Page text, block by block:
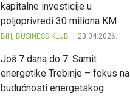
kapitalne investicije u
poljoprivredi 30 miliona KM
BiH, BUSINESS KLUB 23.04.2026.
Još 7 dana do 7. Samit
energetike Trebinje – fokus na
budućnosti energetskog